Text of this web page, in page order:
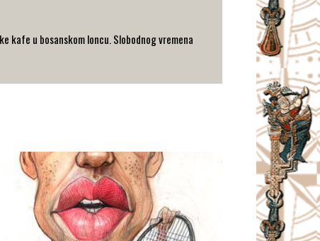
kafe u bosanskom loncu. Slobodnog vremena